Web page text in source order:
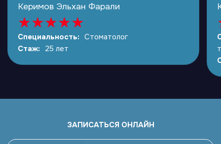
Керимов Эльхан Фарали
★★★★★
Специальность: Стоматолог
Стаж: 25 лет
ЗАПИСАТЬСЯ ОНЛАЙН